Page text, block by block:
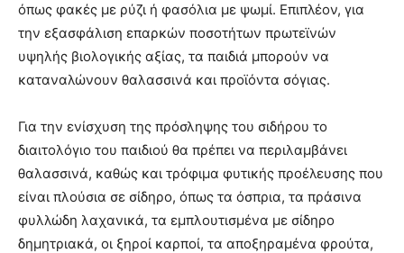
όπως φακές με ρύζι ή φασόλια με ψωμί. Επιπλέον, για
την εξασφάλιση επαρκών ποσοτήτων πρωτεϊνών
υψηλής βιολογικής αξίας, τα παιδιά μπορούν να
καταναλώνουν θαλασσινά και προϊόντα σόγιας.
Για την ενίσχυση της πρόσληψης του σιδήρου το
διαιτολόγιο του παιδιού θα πρέπει να περιλαμβάνει
θαλασσινά, καθώς και τρόφιμα φυτικής προέλευσης που
είναι πλούσια σε σίδηρο, όπως τα όσπρια, τα πράσινα
φυλλώδη λαχανικά, τα εμπλουτισμένα με σίδηρο
δημητριακά, οι ξηροί καρποί, τα αποξηραμένα φρούτα,